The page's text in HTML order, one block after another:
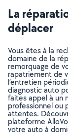
La
déplacer
Vous êtes à la
domaine de la
remorquage de
rapatriement de
l’entretien
diagnostic auto
faites appel à un
professionnel ou
attentes.
plateforme
votre auto à